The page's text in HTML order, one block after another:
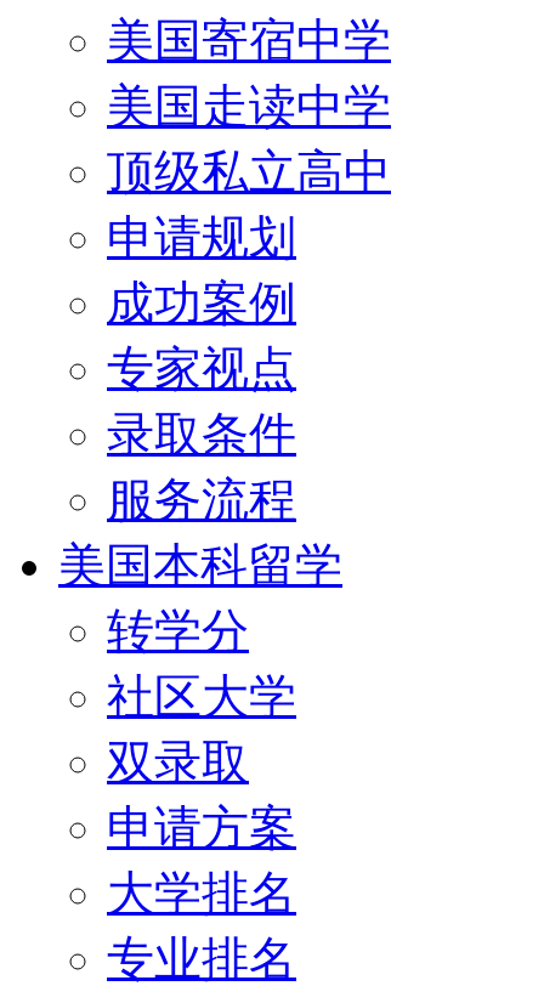
美国寄宿中学
美国走读中学
顶级私立高中
申请规划
成功案例
专家视点
录取条件
服务流程
美国本科留学
转学分
社区大学
双录取
申请方案
大学排名
专业排名